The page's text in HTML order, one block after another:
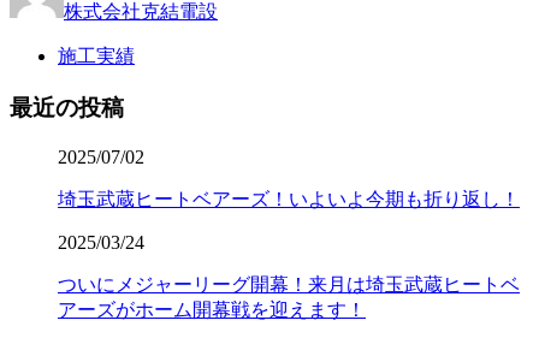
株式会社克結電設
施工実績
最近の投稿
2025/07/02
埼玉武蔵ヒートベアーズ！いよいよ今期も折り返し！
2025/03/24
ついにメジャーリーグ開幕！来月は埼玉武蔵ヒートベ
アーズがホーム開幕戦を迎えます！